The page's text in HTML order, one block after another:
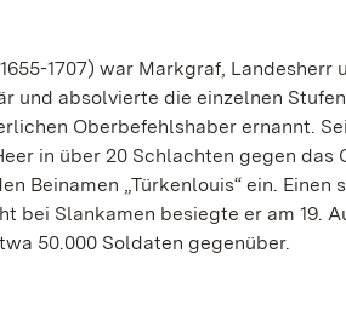
1707) war Markgraf,
und absolvierte die einzelnen
Oberbefehlshaber ernannt.
in über 20 Schlachten gegen das
Beinamen „Türkenlouis“ ein.
bei Slankamen besiegte er am 19.
50.000 Soldaten gegenüber.